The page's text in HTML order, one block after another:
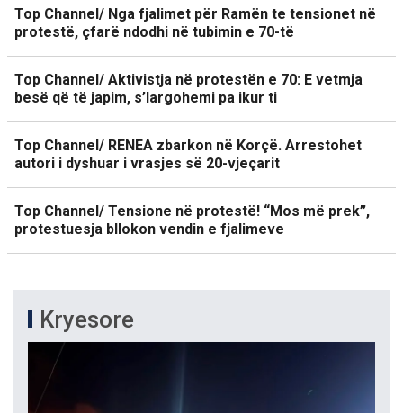
Top Channel/ Nga fjalimet për Ramën te tensionet në
protestë, çfarë ndodhi në tubimin e 70-të
Top Channel/ Aktivistja në protestën e 70: E vetmja
besë që të japim, s’largohemi pa ikur ti
Top Channel/ RENEA zbarkon në Korçë. Arrestohet
autori i dyshuar i vrasjes së 20-vjeçarit
Top Channel/ Tensione në protestë! “Mos më prek”,
protestuesja bllokon vendin e fjalimeve
Kryesore